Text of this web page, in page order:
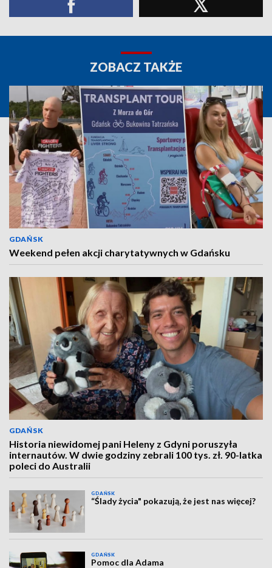
ZOBACZ TAKŻE
GDAŃSK
Weekend pełen akcji charytatywnych w Gdańsku
GDAŃSK
Historia niewidomej pani Heleny z Gdyni poruszyła
internautów. W dwie godziny zebrali 100 tys. zł. 90-latka
poleci do Australii
GDAŃSK
“Ślady życia" pokazują, że jest nas więcej?
GDAŃSK
Pomoc dla Adama